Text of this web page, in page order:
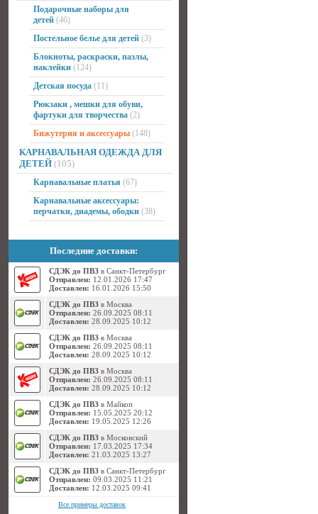
Подарочные наборы для
детей (46)
Постельное белье для детей (3)
Блокноты, раскраски, пазлы,
наклейки (124)
Детская посуда (11)
Рюкзаки , мешки для обуви,
фартуки для творчества (2)
Бижутерия и аксессуары (148)
КАРНАВАЛЬНАЯ ОДЕЖДА ДЛЯ
ДЕТЕЙ (105)
Карнавальные платья (67)
Карнавальные аксессуары:
перчатки, диадемы, ободки (38)
Последние доставки:
СДЭК до ПВЗ в Санкт-Петербург
Отправлен: 12.01.2026 17:47
Доставлен: 16.01.2026 15:50
СДЭК до ПВЗ в Москва
Отправлен: 26.09.2025 08:11
Доставлен: 28.09.2025 10:12
СДЭК до ПВЗ в Москва
Отправлен: 26.09.2025 08:11
Доставлен: 28.09.2025 10:12
СДЭК до ПВЗ в Москва
Отправлен: 26.09.2025 08:11
Доставлен: 28.09.2025 10:12
СДЭК до ПВЗ в Майкоп
Отправлен: 15.05.2025 20:12
Доставлен: 19.05.2025 12:26
СДЭК до ПВЗ в Московский
Отправлен: 17.03.2025 17:34
Доставлен: 21.03.2025 13:27
СДЭК до ПВЗ в Санкт-Петербург
Отправлен: 09.03.2025 11:21
Доставлен: 12.03.2025 09:41
Все примеры доставок